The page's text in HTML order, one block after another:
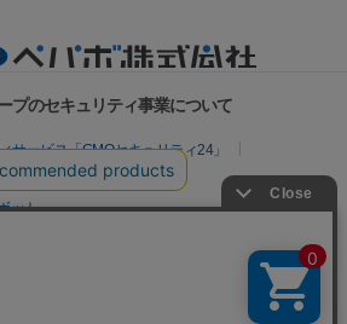
プのセキュリティ事業について
サービス「GMOセキュリティ24」
イトリスク診断
ット
）